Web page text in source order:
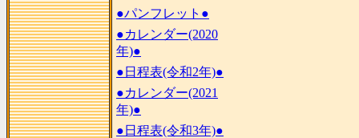
●パンフレット●
●カレンダー(2020
年)●
●日程表(令和2年)●
●カレンダー(2021
年)●
●日程表(令和3年)●